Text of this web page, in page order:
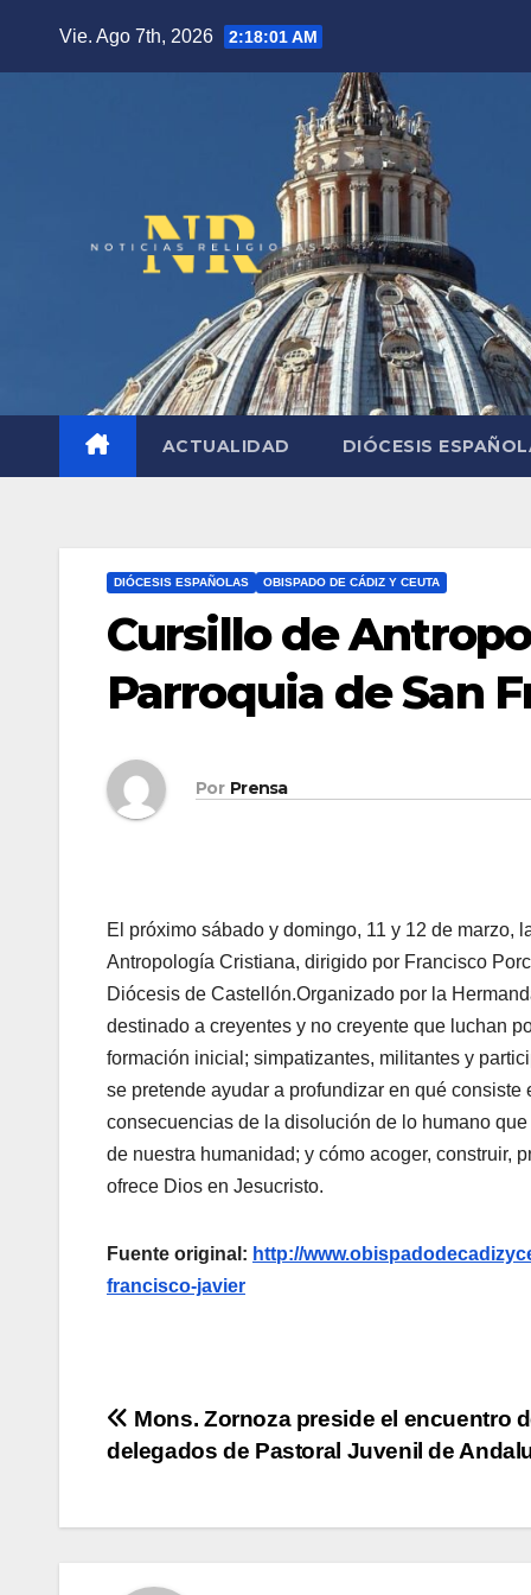
Vie. Ago 7th, 2026 2:18:02 AM
ACTUALIDAD DIÓCESIS
DIÓCESIS ESPAÑOLAS OBISPADO DE CÁDIZ Y CEUTA
Cursillo de
Parroquia de San
Por Prensa
El próximo sábado y domingo, 11 y 12 de marzo,
Antropología Cristiana, dirigido por Francisco
Diócesis de Castellón.Organizado por la
destinado a creyentes y no creyente que luchan
formación inicial; simpatizantes, militantes y
se pretende ayudar a profundizar en qué
consecuencias de la disolución de lo humano
de nuestra humanidad; y cómo acoger, construir,
ofrece Dios en Jesucristo.
Fuente original: http://
francisco-javier
Navegación
entradas
Mons. Zornoza preside el encuentro
delegados de Pastoral Juvenil de